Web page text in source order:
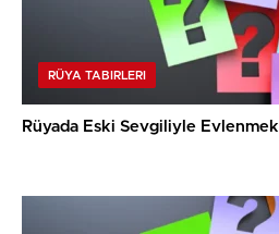
RÜYA TABIRLERI
Rüyada Eski Sevgiliyle Evlenmek